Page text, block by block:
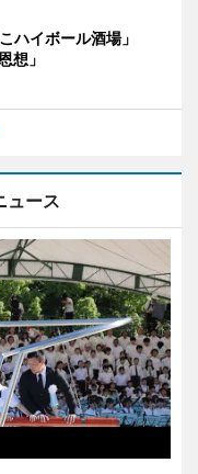
ハイボール酒場」
想」
ュース